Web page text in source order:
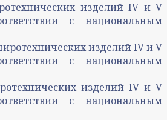
изделий IV и V
с национальным
изделий IV и V
с национальным
изделий IV и V
с национальным